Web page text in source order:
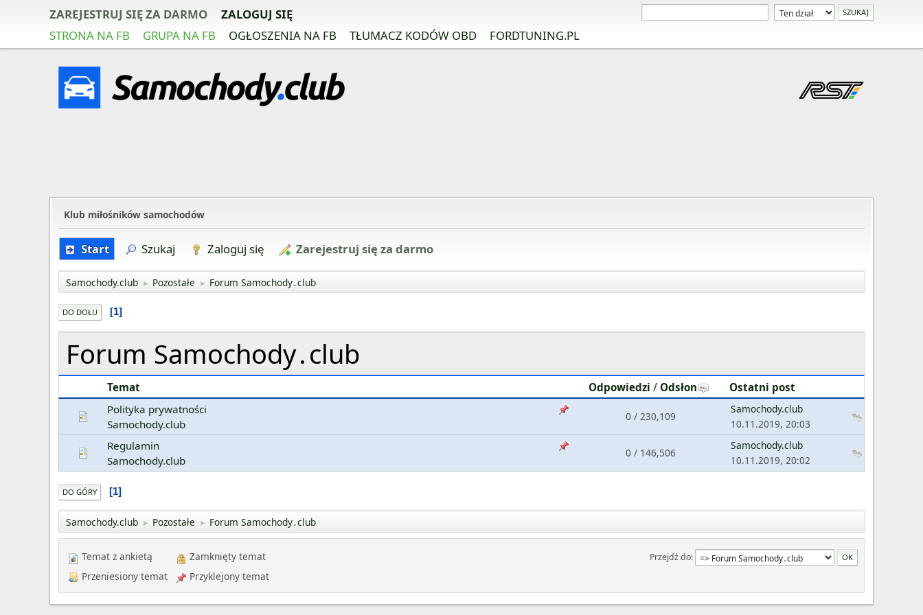
ZAREJESTRUJ SIĘ ZA DARMO
ZALOGUJ SIĘ
STRONA NA FB
GRUPA NA FB OGŁOSZENIA NA FB TŁUMACZ KODÓW OBD FORDTUNING.PL
Klub miłośników samochodów
Start Szukaj Zaloguj się Zarejestruj się za darmo
Samochody.club ► Pozostałe ► Forum Samochody․club
DO DOŁU 1
Forum Samochody․club
Temat Odpowiedzi / Odsłon
Ostatni post
Polityka prywatności
Samochody.club
0 / 230,109
Samochody.club
10.11.2019, 20:03
Regulamin
Samochody.club
0 / 146,506
Samochody.club
10.11.2019, 20:02
DO GÓRY 1
Samochody.club ► Pozostałe ► Forum Samochody․club
Przejdź do
Temat z ankietą
Przeniesiony temat
Zamknięty temat
Przyklejony temat